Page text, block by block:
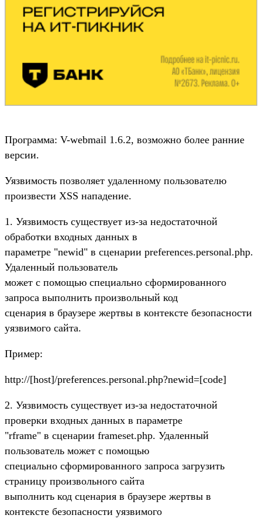
Программа: V-webmail 1.6.2, возможно более ранние
версии.
Уязвимость позволяет удаленному пользователю
произвести XSS нападение.
1. Уязвимость существует из-за недостаточной
обработки входных данных в
параметре "newid" в сценарии preferences.personal.php.
Удаленный пользователь
может с помощью специально сформированного
запроса выполнить произвольный код
сценария в браузере жертвы в контексте безопасности
уязвимого сайта.
Пример:
http://[host]/preferences.personal.php?newid=[code]
2. Уязвимость существует из-за недостаточной
проверки входных данных в параметре
"rframe" в сценарии frameset.php. Удаленный
пользователь может с помощью
специально сформированного запроса загрузить
страницу произвольного сайта
выполнить код сценария в браузере жертвы в
контексте безопасности уязвимого